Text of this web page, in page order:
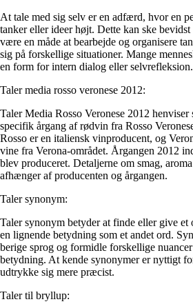
At tale med sig selv er en adfærd, hvor en
tanker eller ideer højt. Dette kan ske
være en måde at bearbejde og organisere
sig på forskellige situationer. Mange
en form for intern dialog eller selvrefleksion.
Taler media rosso veronese 2012:
Taler Media Rosso Veronese 2012
specifik årgang af rødvin fra Rosso
Rosso er en italiensk vinproducent, og
vine fra Verona-området. Årgangen 2012
blev produceret. Detaljerne om smag,
afhænger af producenten og årgangen.
Taler synonym:
Taler synonym betyder at finde eller give
en lignende betydning som et andet ord.
berige sprog og formidle forskellige
betydning. At kende synonymer er nyttigt
udtrykke sig mere præcist.
Taler til bryllup: